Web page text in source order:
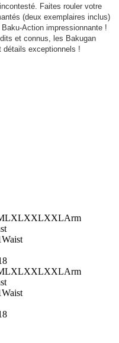
Faites rouler votre
(deux exemplaires inclus)
Action impressionnante !
et connus, les Bakugan
détails exceptionnels !